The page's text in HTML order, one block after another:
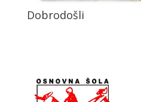
Dobrodošli